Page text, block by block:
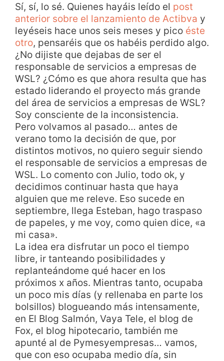
Sí, sí, lo sé. Quienes hayáis leído el post
anterior sobre el lanzamiento de Actibva y
leyéseis hace unos seis meses y pico éste
otro, pensaréis que os habéis perdido algo.
¿No dijiste que dejabas de ser el
responsable de servicios a empresas de
WSL? ¿Cómo es que ahora resulta que has
estado liderando el proyecto más grande
del área de servicios a empresas de WSL?
Soy consciente de la inconsistencia.
Pero volvamos al pasado… antes de
verano tomo la decisión de que, por
distintos motivos, no quiero seguir siendo
el responsable de servicios a empresas de
WSL. Lo comento con Julio, todo ok, y
decidimos continuar hasta que haya
alguien que me releve. Eso sucede en
septiembre, llega Esteban, hago traspaso
de papeles, y me voy, como quien dice, «a
mi casa».
La idea era disfrutar un poco el tiempo
libre, ir tanteando posibilidades y
replanteándome qué hacer en los
próximos x años. Mientras tanto, ocupaba
un poco mis días (y rellenaba en parte los
bolsillos) blogueando más intensamente,
en El Blog Salmón, Vaya Tele, el blog de
Fox, el blog hipotecario, también me
apunté al de Pymesyempresas… vamos,
que con eso ocupaba medio día, sin